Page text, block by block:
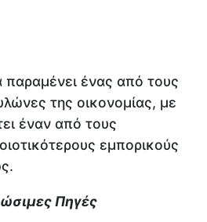
παραμένει ένας από τους
της οικονομίας, με
έναν από τους
εμπορικούς
Πηγές